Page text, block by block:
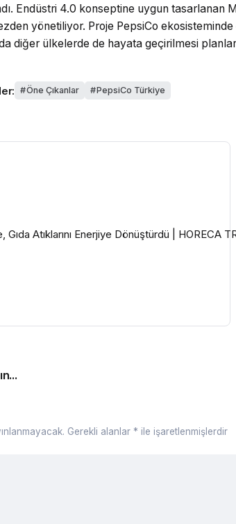
Endüstri 4.0 konseptine uygun tasarlanan
yönetiliyor. Proje PepsiCo
diğer ülkelerde de hayata geçirilmesi
Öne Çıkanlar PepsiCo Türkiye
Gerekli alanlar * ile işaretlenmişlerdir